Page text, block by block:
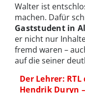
Walter ist
machen. Dafür
Gaststudent in
er nicht nur
fremd waren –
auf die seiner
Der Lehrer:
Hendrik Duryn